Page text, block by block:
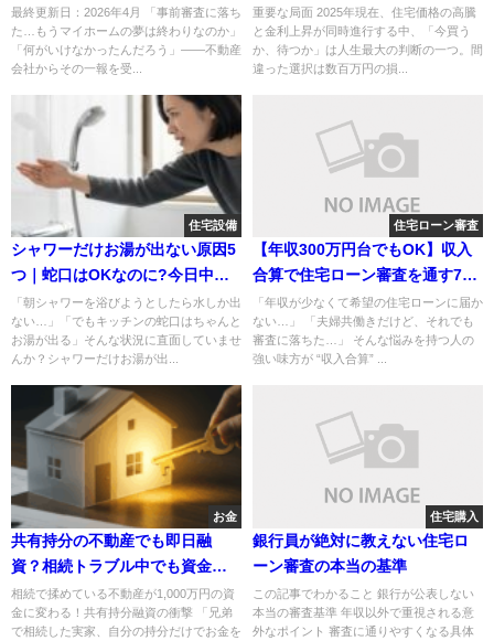
のポイント【2026年最新】
最終更新日：2026年4月 「事前審査に落ち
た…もうマイホームの夢は終わりなのか」
「何がいけなかったんだろう」——不動産
会社からその一報を受...
重要な局面 2025年現在、住宅価格の高騰
と金利上昇が同時進行する中、「今買う
か、待つか」は人生最大の判断の一つ。間
違った選択は数百万円の損...
住宅設備
シャワーだけお湯が出ない原因5
つ｜蛇口はOKなのに?今日中に
直す方法【当日対応】
「朝シャワーを浴びようとしたら水しか出
ない…」「でもキッチンの蛇口はちゃんと
お湯が出る」そんな状況に直面していませ
んか？シャワーだけお湯が出...
住宅ローン審査
【年収300万円台でもOK】収入
合算で住宅ローン審査を通す7つ
のコツ｜借入可能額が一気に増
える
「年収が少なくて希望の住宅ローンに届か
ない…」 「夫婦共働きだけど、それでも
審査に落ちた…」 そんな悩みを持つ人の
強い味方が “収入合算” ...
お金
共有持分の不動産でも即日融
資？相続トラブル中でも資金調
達できる唯一の方法
相続で揉めている不動産が1,000万円の資
金に変わる！共有持分融資の衝撃 「兄弟
で相続した実家、自分の持分だけでお金を
住宅購入
銀行員が絶対に教えない住宅ロ
ーン審査の本当の基準
この記事でわかること 銀行が公表しない
本当の審査基準 年収以外で重視される意
外なポイント 審査に通りやすくなる具体